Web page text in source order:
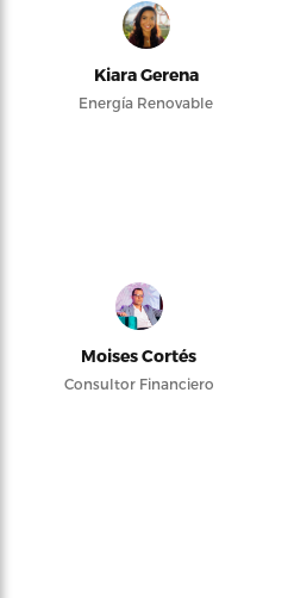
Kiara Gerena
Energía Renovable
Moises Cortés
Consultor Financiero